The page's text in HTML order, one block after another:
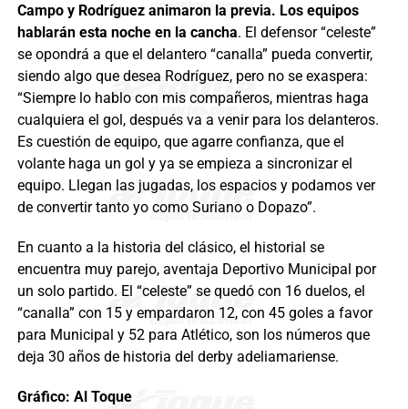
Campo y Rodríguez animaron la previa. Los equipos
hablarán esta noche en la cancha. El defensor “celeste”
se opondrá a que el delantero “canalla” pueda convertir,
siendo algo que desea Rodríguez, pero no se exaspera:
“Siempre lo hablo con mis compañeros, mientras haga
cualquiera el gol, después va a venir para los delanteros.
Es cuestión de equipo, que agarre confianza, que el
volante haga un gol y ya se empieza a sincronizar el
equipo. Llegan las jugadas, los espacios y podamos ver
de convertir tanto yo como Suriano o Dopazo”.
En cuanto a la historia del clásico, el historial se
encuentra muy parejo, aventaja Deportivo Municipal por
un solo partido. El “celeste” se quedó con 16 duelos, el
“canalla” con 15 y empardaron 12, con 45 goles a favor
para Municipal y 52 para Atlético, son los números que
deja 30 años de historia del derby adeliamariense.
Gráfico: Al Toque